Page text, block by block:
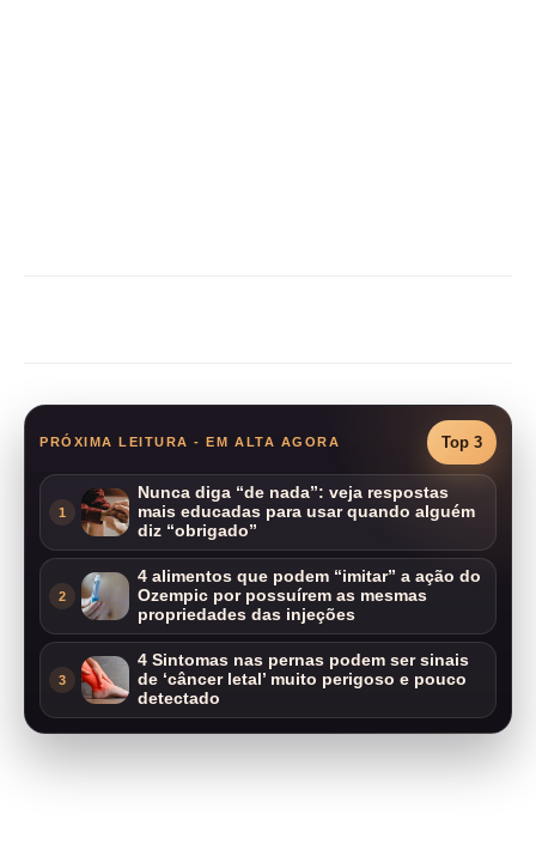
PRÓXIMA LEITURA - EM ALTA AGORA Top 3
1
Nunca diga “de nada”: veja respostas
mais educadas para usar quando alguém
diz “obrigado”
2
4 alimentos que podem “imitar” a ação do
Ozempic por possuírem as mesmas
propriedades das injeções
3
4 Sintomas nas pernas podem ser sinais
de ‘câncer letal’ muito perigoso e pouco
detectado